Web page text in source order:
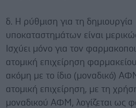
δ. Η ρύθμιση για τη δημιουργία
υποκαταστημάτων είναι
Ισχύει μόνο για τον
ατομική επιχείρηση φαρμακείου
ακόμη με το ίδιο (μοναδικό)
ατομική επιχείρηση, με τη
μοναδικού ΑΦΜ, λογίζεται ως